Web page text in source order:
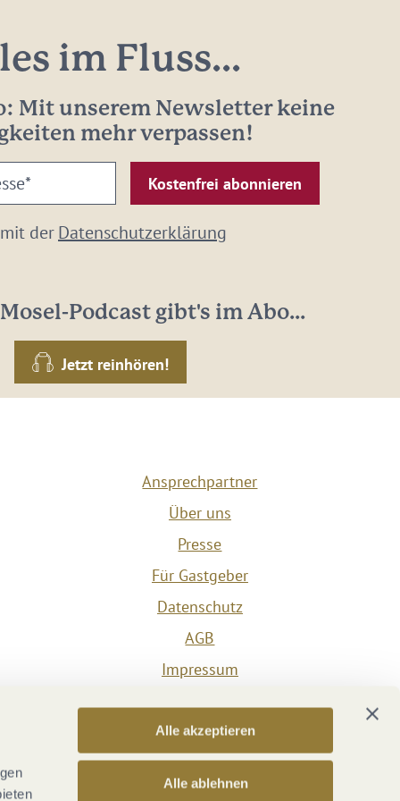
Alle akzeptieren
Alle ablehnen
im Fluss...
Mit unserem Newsletter keine
mehr verpassen!
derDatenschutzerklärung
Podcast gibt's im Abo...
Jetzt reinhören!
Ansprechpartner
Über uns
Presse
Für Gastgeber
Datenschutz
AGB
Impressum
Vertrag widerrufen
Versicherungsvertrag widerrufen